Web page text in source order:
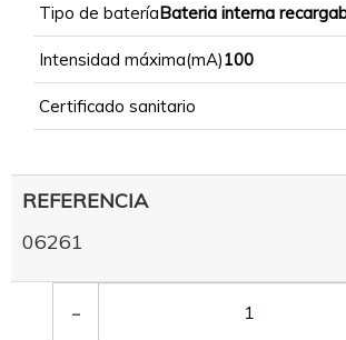
Tipo de bateríaBateria interna
Intensidad máxima(mA)100
Certificado sanitario
REFERENCIA
06261
-